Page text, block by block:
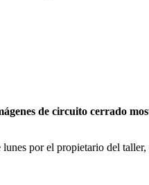
por el propietario del